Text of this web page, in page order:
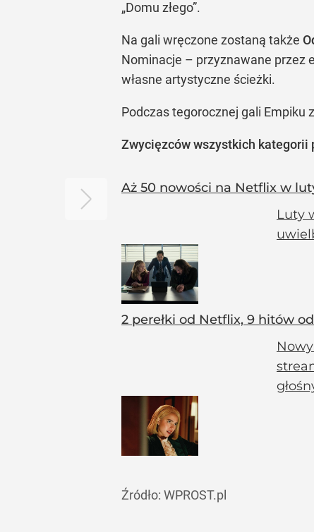
„Domu złego”.
Na gali wręczone zostaną także
Nominacje – przyznawane przez
własne artystyczne ścieżki.
Podczas tegorocznej gali Empiku
Zwycięzców wszystkich kategorii
Aż 50 nowości na Netflix w
Luty
2 perełki od Netflix, 9 hitów
Źródło: WPROST.pl